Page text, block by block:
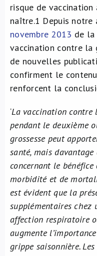
risque de
naître.1 Depuis notre
novembre 2013 de
vaccination contre la
de nouvelles
confirment le
renforcent la
‘La vaccination contre
pendant le deuxième
grossesse peut
santé, mais davantage
concernant le
morbidité et de
est évident que la
supplémentaires chez
affection respiratoire
augmente
grippe saisonnière.